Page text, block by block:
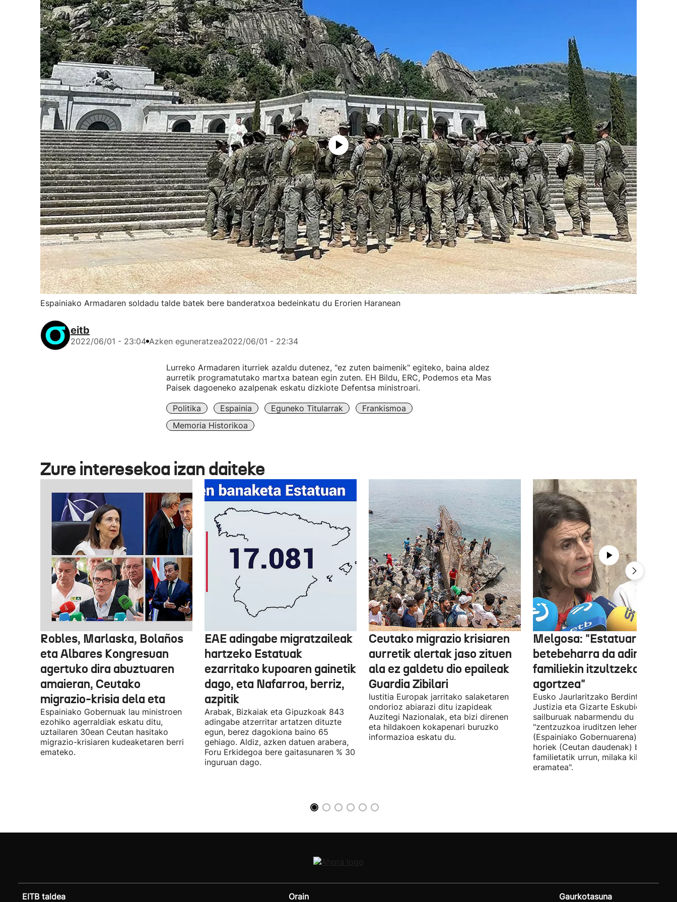
Espainiako Armadaren soldadu talde batek bere banderatxoa bedeinkatu du Erorien Haranean
eitb
2022/06/01 - 23:04 Azken eguneratzea2022/06/01 - 22:34
Lurreko Armadaren iturriek azaldu dutenez, "ez zuten baimenik" egiteko, baina aldez
aurretik programatutako martxa batean egin zuten. EH Bildu, ERC, Podemos eta Mas
Paisek dagoeneko azalpenak eskatu dizkiote Defentsa ministroari.
Politika Espainia Eguneko Titularrak
Frankismoa
Memoria Historikoa
Zure interesekoa izan daiteke
Robles, Marlaska, Bolaños
eta Albares Kongresuan
agertuko dira abuztuaren
amaieran, Ceutako
migrazio-krisia dela eta
Espainiako Gobernuak lau ministroen
ezohiko agerraldiak eskatu ditu,
uztailaren 30ean Ceutan hasitako
migrazio-krisiaren kudeaketaren berri
emateko.
EAE adingabe migratzaileak
hartzeko Estatuak
ezarritako kupoaren gainetik
dago, eta Nafarroa, berriz,
azpitik
Arabak, Bizkaiak eta Gipuzkoak 843
adingabe atzerritar artatzen dituzte
egun, berez dagokiona baino 65
gehiago. Aldiz, azken datuen arabera,
Foru Erkidegoa bere gaitasunaren % 30
inguruan dago.
Ceutako migrazio krisiaren
aurretik alertak jaso zituen
ala ez galdetu dio epaileak
Guardia Zibilari
Iustitia Europak jarritako salaketaren
ondorioz abiarazi ditu izapideak
Auzitegi Nazionalak, eta bizi direnen
eta hildakoen kokapenari buruzko
informazioa eskatu du.
Melgosa: "Estatuaren
betebeharra da
familiekin itzultzeko bideak
agortzea"
Eusko Jaurlaritzako Berdintasun,
Justizia eta Gizarte Eskubideetako
sailburuak nabarmendu du ez zaiola
"zentzuzkoa iruditzen lehen
(Espainiako Gobernuarena) adingabe
horiek (Ceutan daudenak) beren
familietatik urrun, milaka
eramatea".
EITB taldea Orain Gaurkotasuna